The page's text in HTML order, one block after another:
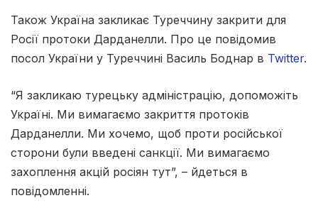
Також Україна закликає Туреччину закрити для
Росії протоки Дарданелли. Про це повідомив
посол України у Туреччині Василь Боднар в Twitter.
“Я закликаю турецьку адміністрацію, допоможіть
Україні. Ми вимагаємо закриття протоків
Дарданелли. Ми хочемо, щоб проти російської
сторони були введені санкції. Ми вимагаємо
захоплення акцій росіян тут”, – йдеться в
повідомленні.